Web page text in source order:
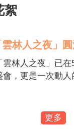
。
分享，保護你和
你～雲林縣政府
絮
林人之夜」
雲林人之夜」已
會，更是一次動
動花絮中，回味這
更多